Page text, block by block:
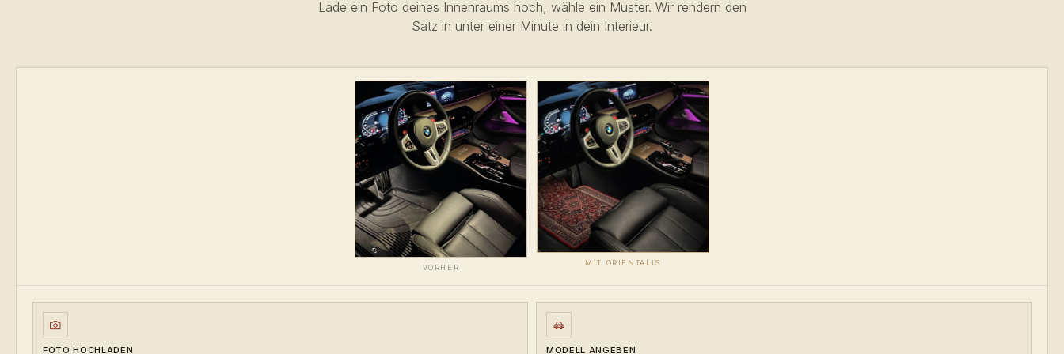
Lade ein Foto deines Innenraums hoch, wähle ein Muster. Wir rendern den
Satz in unter einer Minute in dein Interieur.
VORHER
MIT ORIENTALIS
FOTO HOCHLADEN MODELL ANGEBEN